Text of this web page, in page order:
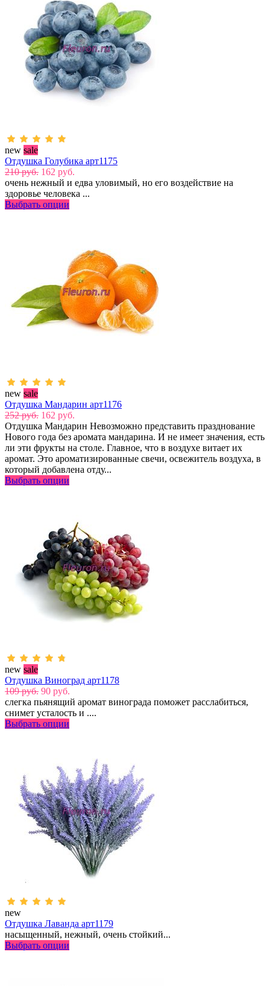
new sale
Отдушка Голубика арт1175
210 руб. 162 руб.
очень нежный и едва уловимый, но его воздействие на
здоровье человека ...
Выбрать опции
new sale
Отдушка Мандарин арт1176
252 руб. 162 руб.
Отдушка Мандарин Невозможно представить празднование
Нового года без аромата мандарина. И не имеет значения, есть
ли эти фрукты на столе. Главное, что в воздухе витает их
аромат. Это ароматизированные свечи, освежитель воздуха, в
который добавлена отду...
Выбрать опции
new sale
Отдушка Виноград арт1178
109 руб. 90 руб.
слегка пьянящий аромат винограда поможет расслабиться,
снимет усталость и ....
Выбрать опции
new
Отдушка Лаванда арт1179
насыщенный, нежный, очень стойкий...
Выбрать опции